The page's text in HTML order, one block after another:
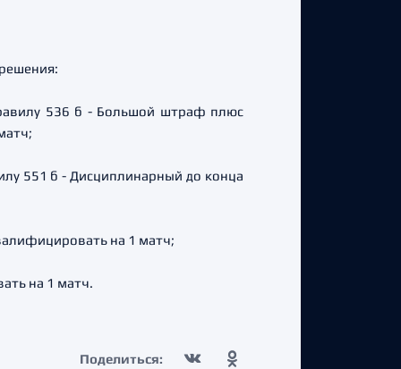
536 б - Большой штраф плюс
551 б - Дисциплинарный до конца
на 1 матч;
на 1 матч.
Поделиться: